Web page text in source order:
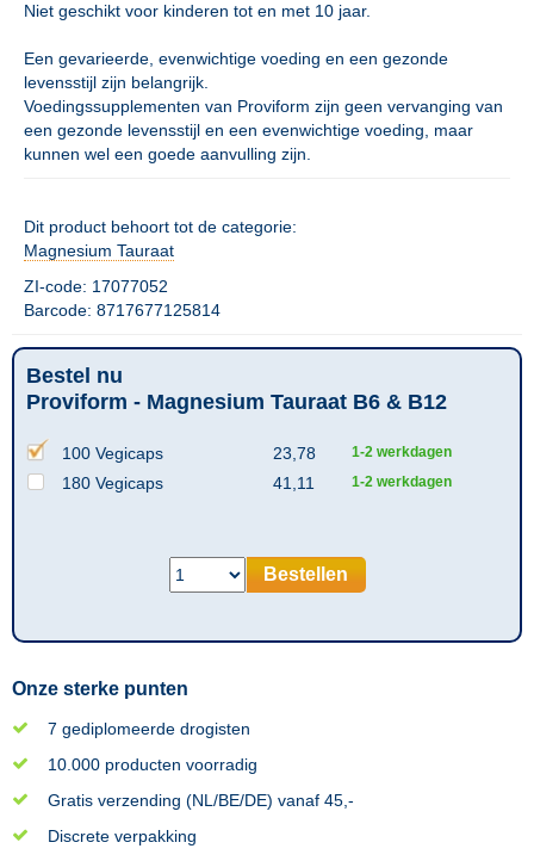
Niet geschikt voor kinderen tot en met 10 jaar.
Een gevarieerde, evenwichtige voeding en een gezonde
levensstijl zijn belangrijk.
Voedingssupplementen van Proviform zijn geen vervanging van
een gezonde levensstijl en een evenwichtige voeding, maar
kunnen wel een goede aanvulling zijn.
Dit product behoort tot de categorie:
Magnesium Tauraat
ZI-code: 17077052
Barcode: 8717677125814
Bestel nu
Proviform - Magnesium Tauraat B6 & B12
100 Vegicaps 23,78 1-2 werkdagen
180 Vegicaps 41,11 1-2 werkdagen
Bestellen
Onze sterke punten
7 gediplomeerde drogisten
10.000 producten voorradig
Gratis verzending (NL/BE/DE) vanaf 45,-
Discrete verpakking